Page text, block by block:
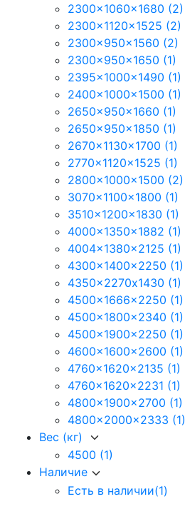
2300x1060x1680 (2)
2300x1120x1525 (2)
2300x950x1560 (2)
2300x950x1650 (1)
2395x1000x1490 (1)
2400x1000x1500 (1)
2650x950x1660 (1)
2650x950x1850 (1)
2670x1130x1700 (1)
2770x1120x1525 (1)
2800x1000x1500 (2)
3070x1100x1800 (1)
3510x1200x1830 (1)
4000x1350x1882 (1)
4004x1380x2125 (1)
4300x1400x2250 (1)
4350x2270х1430 (1)
4500x1666x2250 (1)
4500x1800x2340 (1)
4500x1900x2250 (1)
4600x1600x2600 (1)
4760x1620x2135 (1)
4760x1620x2231 (1)
4800x1900x2700 (1)
4800x2000x2333 (1)
Вес (кг)
4500 (1)
Наличие
Есть в наличии(1)